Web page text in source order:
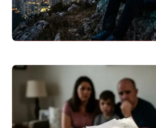
completo passo a passo 2026
Descubra como usar o
computador em 2026. Aprenda
código QR, usarsemo celular,…